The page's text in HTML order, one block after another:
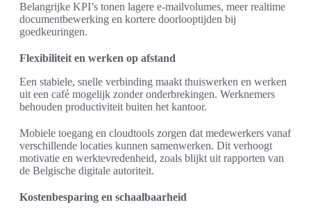
Belangrijke KPI’s tonen lagere e-mailvolumes, meer realtime
documentbewerking en kortere doorlooptijden bij
goedkeuringen.
Flexibiliteit en werken op afstand
Een stabiele, snelle verbinding maakt thuiswerken en werken
uit een café mogelijk zonder onderbrekingen. Werknemers
behouden productiviteit buiten het kantoor.
Mobiele toegang en cloudtools zorgen dat medewerkers vanaf
verschillende locaties kunnen samenwerken. Dit verhoogt
motivatie en werktevredenheid, zoals blijkt uit rapporten van
de Belgische digitale autoriteit.
Kostenbesparing en schaalbaarheid